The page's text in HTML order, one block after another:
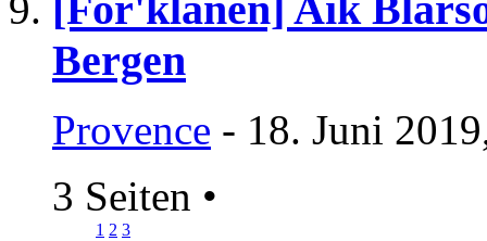
Bergen
Provence - 18. Juni
3 Seiten •
1 2 3